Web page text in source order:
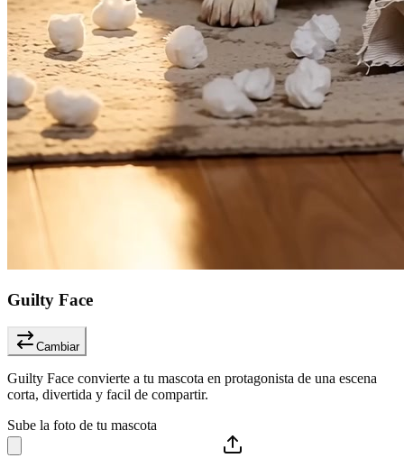
Guilty Face
Cambiar
Guilty Face convierte a tu mascota en protagonista de una escena
corta, divertida y facil de compartir.
Sube la foto de tu mascota